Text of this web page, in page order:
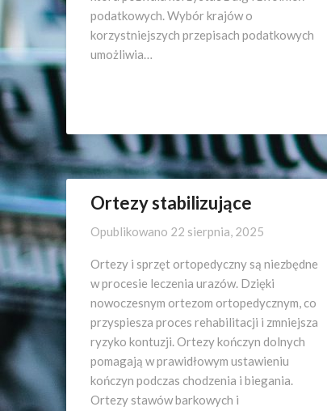
podatkowych. Wybór krajów o
korzystniejszych przepisach podatkowych
umożliwia…
Ortezy stabilizujące
Opublikowano 22 sierpnia, 2025
Ortezy i sprzęt ortopedyczny są niezbędne
w procesie leczenia urazów. Dzięki
nowoczesnym ortezom ortopedycznym, co
przyspiesza proces rehabilitacji i zmniejsza
ryzyko kontuzji. Ortezy kończyn dolnych
pomagają w prawidłowym ustawieniu
kończyn podczas chodzenia i biegania.
Ortezy stawów barkowych i